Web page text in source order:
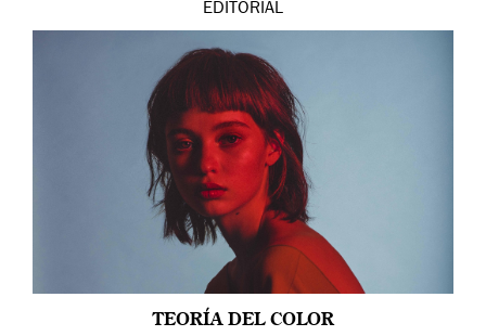
EDITORIAL
TEORÍA DEL COLOR